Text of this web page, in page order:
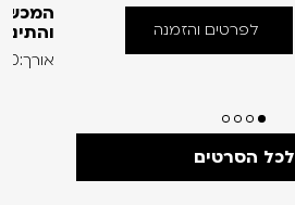
לפרטים והזמנה
אורך:60 דקות
לכל הסרטים